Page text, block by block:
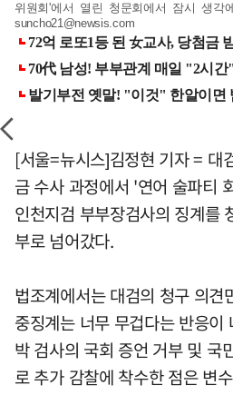
위원회'에서 열린 청문회에서 잠시 생각
suncho21@newsis.com
[서울=뉴시스]김정현 기자 = 대
금 수사 과정에서 '연어 술파티
인천지검 부부장검사의 징계를
부로 넘어갔다.
법조계에서는 대검의 청구 의
중징계는 너무 무겁다는 반응이
박 검사의 국회 증언 거부 및 국
로 추가 감찰에 착수한 점은 변